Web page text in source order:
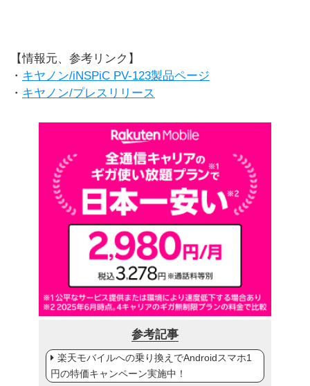
【情報元、参考リンク】
・ キヤノン/iNSPiC PV-123製品ページ
・ キヤノン/プレスリリース
参考記事
楽天モバイルへの乗り換えでAndroidスマホ1
円の特価キャンペーン実施中！